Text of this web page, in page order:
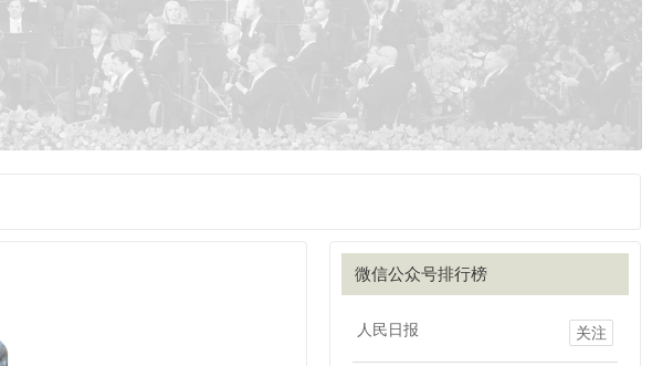
微信公众号排行榜
人民日报 关注